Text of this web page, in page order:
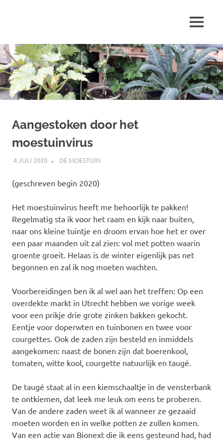
inhoud
schrijft
over
…
MENU
Aangestoken door het
moestuinvirus
4 JULI 2020 MARJOLEIN
DE MOESTUIN
(geschreven begin 2020)
Het moestuinvirus heeft me behoorlijk te pakken!
Regelmatig sta ik voor het raam en kijk naar buiten,
naar ons kleine tuintje en droom ervan hoe het er over
een paar maanden uit zal zien: vol met potten waarin
groente groeit. Helaas is de winter eigenlijk pas net
begonnen en zal ik nog moeten wachten.
Voorbereidingen ben ik al wel aan het treffen: Op een
overdekte markt in Utrecht hebben we vorige week
voor een prikje drie grote zinken bakken gekocht.
Eentje voor doperwten en tuinbonen en twee voor
courgettes. Ook de zaden zijn besteld en inmiddels
aangekomen: naast de bonen zijn dat boerenkool,
tomaten, witte kool, courgette natuurlijk en taugé.
De taugé staat al in een kiemschaaltje in de vensterbank
te ontkiemen, dat leek me leuk om eens te proberen.
Van de andere zaden weet ik al wanneer ze gezaaid
moeten worden en in welke potten ze zullen komen.
Van een actie van Bionext die ik eens gesteund had, had